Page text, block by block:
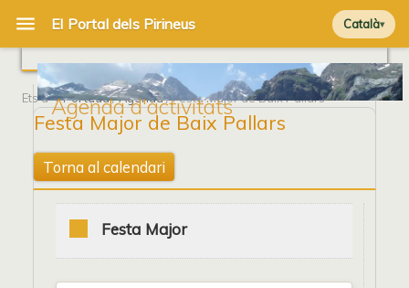
Català
Agenda d'activitats
Ets a Portada/Agenda/ Festa Major de Baix Pallars
Festa Major de Baix Pallars
Torna al calendari
Festa Major